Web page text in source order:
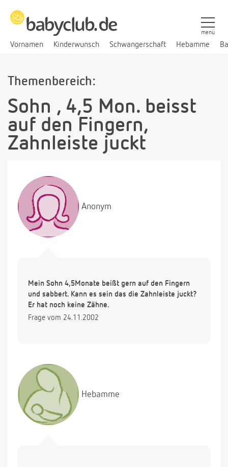
Vornamen Kinderwunsch Schwangerschaft Hebamme
menü
Themenbereich:
Sohn , 4,5 Mon. beisst
auf den Fingern,
Zahnleiste juckt
Anonym
Mein Sohn 4,5Monate beißt gern auf den Fingern
und sabbert. Kann es sein das die Zahnleiste juckt?
Er hat noch keine Zähne.
Frage vom 24.11.2002
Hebamme